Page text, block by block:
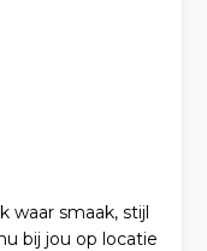
waar smaak, stijl
bij jou op locatie